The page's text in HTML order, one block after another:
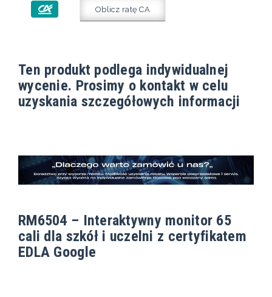
Oblicz ratę CA
Ten produkt podlega indywidualnej
wycenie. Prosimy o kontakt w celu
uzyskania szczegółowych informacji
RM6504 – Interaktywny monitor 65
cali dla szkół i uczelni z certyfikatem
EDLA Google